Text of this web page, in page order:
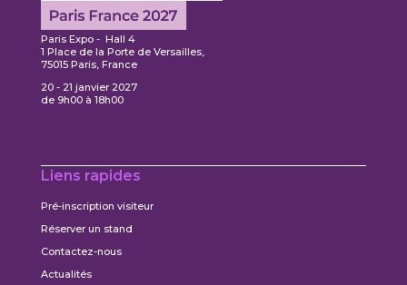
Paris Expo - Hall 4
1 Place de la Porte de Versailles,
75015 Paris, France
20 - 21 janvier 2027
de 9h00 à 18h00
Liens rapides
Pré-inscription visiteur
Réserver un stand
Contactez-nous
Actualités